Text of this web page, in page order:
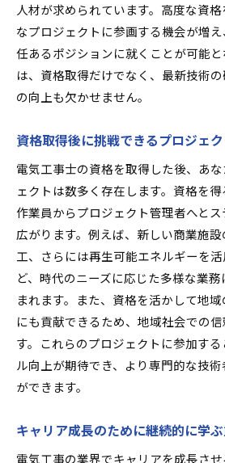
人材が求められています。高度な資
なプロジェクトに参画する機会が増
任あるポジションに就くことが可能
は、資格取得だけでなく、最新技術
の向上も欠かせません。
資格取得後に挑戦できるプロジェ
電気工事士の資格を取得した後、あ
ェクトは数多く存在します。資格を
作業員からプロジェクト管理者へと
広がります。例えば、新しい商業施
工、さらには再生可能エネルギーを
ど、時代のニーズに応じた多様な業
まれます。また、資格を活かして地
にも貢献できるため、地域社会での
す。これらのプロジェクトに参加す
ル向上が期待でき、より専門的な技
ができます。
キャリア成長のために継続的に学
電気工事の業界でキャリアを成長さ